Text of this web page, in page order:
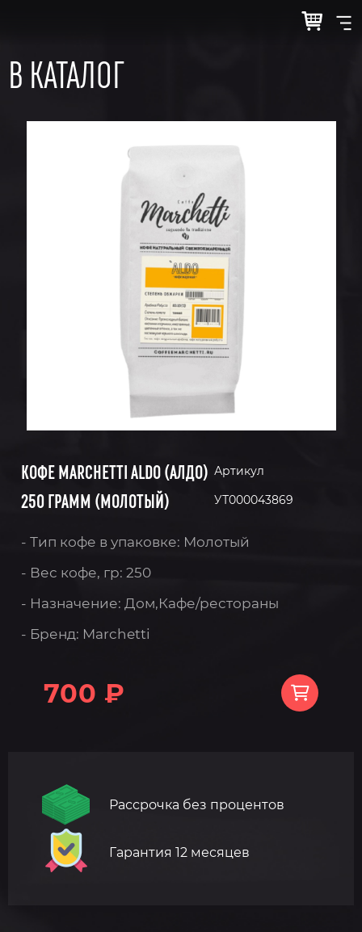
В КАТАЛОГ
КОФЕ MARCHETTI ALDO (АЛДО)
250 ГРАММ (МОЛОТЫЙ)
Артикул
УТ000043869
- Тип кофе в упаковке: Молотый
- Вес кофе, гр: 250
- Назначение: Дом,Кафе/рестораны
- Бренд: Marchetti
700 ₽
Рассрочка без процентов
Гарантия 12 месяцев